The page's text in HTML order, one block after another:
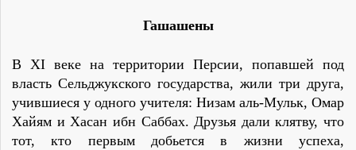
Гашашены
В XI веке на территории Персии, попавшей под
власть Сельджукского государства, жили три друга,
учившиеся у одного учителя: Низам аль-Мульк, Омар
Хайям и Хасан ибн Саббах. Друзья дали клятву, что
тот, кто первым добьется в жизни успеха,